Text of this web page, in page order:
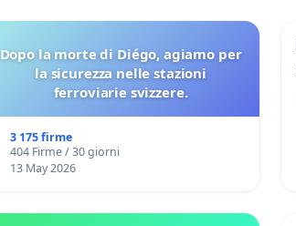
Dopo la morte di Diégo, agiamo per
la sicurezza nelle stazioni
ferroviarie svizzere.
3 175 firme
404 Firme / 30 giorni
13 May 2026